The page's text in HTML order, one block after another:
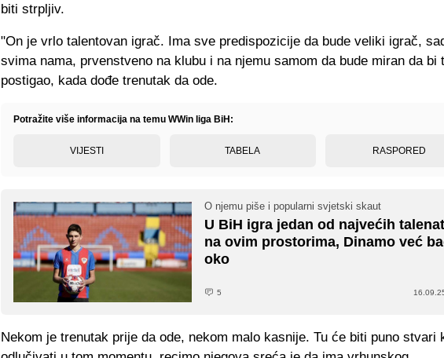
biti strpljiv.
"On je vrlo talentovan igrač. Ima sve predispozicije da bude veliki igrač,
svima nama, prvenstveno na klubu i na njemu samom da bude miran da bi
postigao, kada dođe trenutak da ode.
Potražite više informacija na temu WWin liga BiH:
VIJESTI TABELA RASPORED
O njemu piše i popularni svjetski skaut
U BiH igra jedan od najvećih
na ovim prostorima, Dinamo već
oko
5
Nekom je trenutak prije da ode, nekom malo kasnije. Tu će biti puno stvari